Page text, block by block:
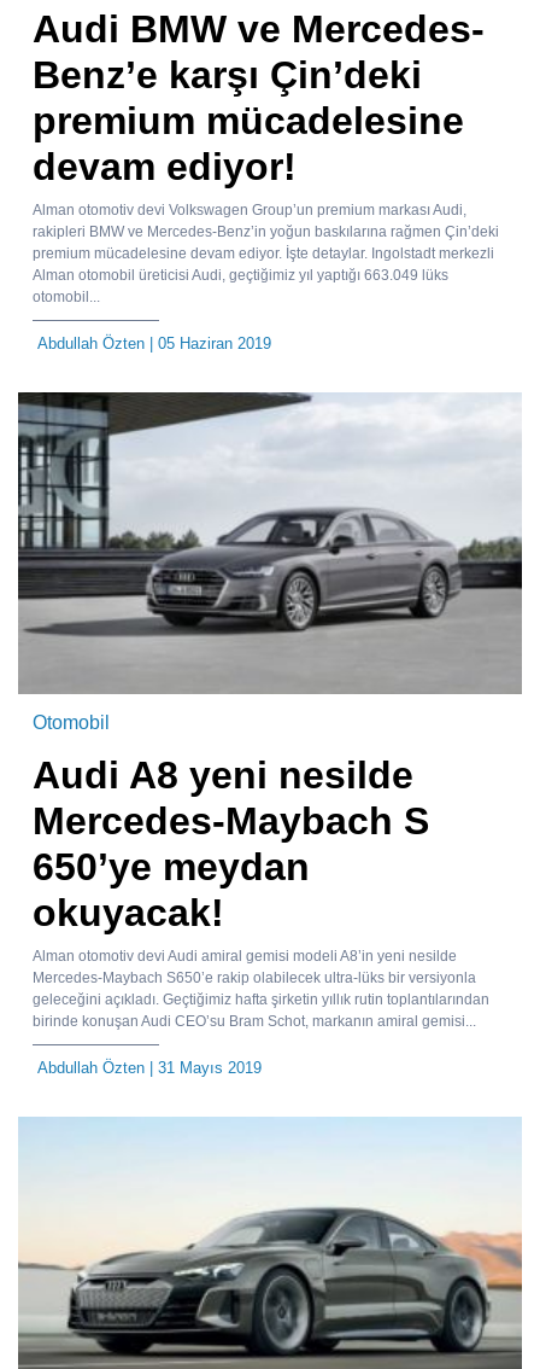
Audi BMW ve Mercedes-
Benz’e karşı Çin’deki
premium mücadelesine
devam ediyor!
Alman otomotiv devi Volkswagen Group’un premium markası Audi,
rakipleri BMW ve Mercedes-Benz’in yoğun baskılarına rağmen Çin’deki
premium mücadelesine devam ediyor. İşte detaylar. Ingolstadt merkezli
Alman otomobil üreticisi Audi, geçtiğimiz yıl yaptığı 663.049 lüks
otomobil...
Abdullah Özten | 05 Haziran 2019
Otomobil
Audi A8 yeni nesilde
Mercedes-Maybach S
650’ye meydan
okuyacak!
Alman otomotiv devi Audi amiral gemisi modeli A8’in yeni nesilde
Mercedes-Maybach S650’e rakip olabilecek ultra-lüks bir versiyonla
geleceğini açıkladı. Geçtiğimiz hafta şirketin yıllık rutin toplantılarından
birinde konuşan Audi CEO’su Bram Schot, markanın amiral gemisi...
Abdullah Özten | 31 Mayıs 2019